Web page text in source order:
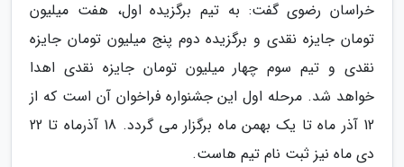
خراسان رضوی گفت: به تیم برگزیده اول، هفت میلیون
تومان جایزه نقدی و برگزیده دوم پنج میلیون تومان جایزه
نقدی و تیم سوم چهار میلیون تومان جایزه نقدی اهدا
خواهد شد. مرحله اول این جشنواره فراخوان آن است که از
12 آذر ماه تا یک بهمن ماه برگزار می گردد. 18 آذرماه تا 22
دی ماه نیز ثبت نام تیم هاست.